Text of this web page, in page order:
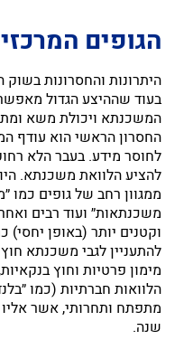
הגופים
היתרונות והחסרונות
בעוד שההיצע הגדול
המשכנתא ויכולת משא
החסרון הראשי הוא עודף
לחוסר מידע. בעבר הלא
להציע הלוואת משכנתא.
ממגוון רחב של גופים כמו
משכנתאות״ ועוד רבים
וקטנים יותר (באופן יחסי)
להתעניין לגבי משכנתא
מימון פרטיות וחוץ
הלוואות חברתיות (כמו
מתפתח ותחרותי, אשר
שנה.